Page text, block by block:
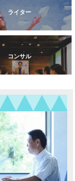
ライター
コンサル